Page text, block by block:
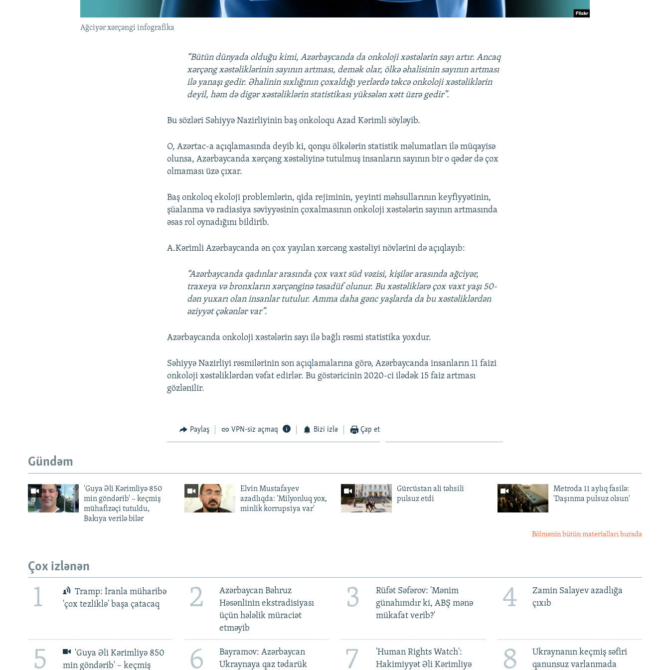
Ağciyər xərçəngi infografika
“Bütün dünyada olduğu kimi, Azərbaycanda da onkoloji xəstələrin sayı artır. Ancaq
xərçəng xəstəliklərinin sayının artması, demək olar, ölkə əhalisinin sayının artması
ilə yanaşı gedir. Əhalinin sıxlığının çoxaldığı yerlərdə təkcə onkoloji xəstəliklərin
deyil, həm də digər xəstəliklərin statistikası yüksələn xətt üzrə gedir”.
Bu sözləri Səhiyyə Nazirliyinin baş onkoloqu Azad Kərimli söyləyib.
O, Azərtac-a açıqlamasında deyib ki, qonşu ölkələrin statistik məlumatları ilə müqayisə
olunsa, Azərbaycanda xərçəng xəstəliyinə tutulmuş insanların sayının bir o qədər də çox
olmaması üzə çıxar.
Baş onkoloq ekoloji problemlərin, qida rejiminin, yeyinti məhsullarının keyfiyyətinin,
şüalanma və radiasiya səviyyəsinin çoxalmasının onkoloji xəstələrin sayının artmasında
əsas rol oynadığını bildirib.
A.Kərimli Azərbaycanda ən çox yayılan xərcəng xəstəliyi növlərini də açıqlayıb:
“Azərbaycanda qadınlar arasında çox vaxt süd vəzisi, kişilər arasında ağciyər,
traxeya və bronxların xərçənginə təsadüf olunur. Bu xəstəliklərə çox vaxt yaşı 50-
dən yuxarı olan insanlar tutulur. Amma daha gənc yaşlarda da bu xəstəliklərdən
əziyyət çəkənlər var”.
Azərbaycanda onkoloji xəstələrin sayı ilə bağlı rəsmi statistika yoxdur.
Səhiyyə Nazirliyi rəsmilərinin son açıqlamalarına görə, Azərbaycanda insanların 11 faizi
onkoloji xəstəliklərdən vəfat edirlər. Bu göstəricinin 2020-ci ilədək 15 faiz artması
gözlənilir.
Paylaş VPN-siz açmaq Bizi izlə Çap et
Gündəm
'Guya Əli Kərimliyə 850
min göndərib' – keçmiş
mühafizəçi tutuldu,
Bakıya verilə bilər
Elvin Mustafayev
azadlıqda: 'Milyonluq yox,
minlik korrupsiya var'
Gürcüstan ali təhsili
pulsuz etdi
Metroda 11 aylıq fasilə:
'Daşınma pulsuz olsun'
Bölmənin bütün materialları burada
Çox izlənən
1
Tramp: İranla müharibə
'çox tezliklə' başa çatacaq
2
Azərbaycan Bəhruz
Həsənlinin ekstradisiyası
üçün hələlik müraciət
etməyib
3
Rüfət Səfərov: 'Mənim
günahımdır ki, ABŞ mənə
mükafat verib?'
4
Zamin Salayev azadlığa
çıxıb
5
'Guya Əli Kərimliyə 850
min göndərib' – keçmiş
6
Bayramov: Azərbaycan
Ukraynaya qaz tədarük
7
'Human Rights Watch':
Hakimiyyət Əli Kərimliyə
8
Ukraynanın keçmiş səfiri
qanunsuz varlanmada